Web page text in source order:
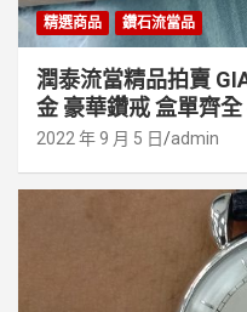
精選商品 鑽石流當品
潤泰流當精品拍賣
金 豪華鑽戒 盒單齊
2022 年 9 月 5 日 admin